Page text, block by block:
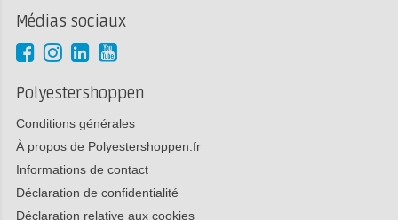
Médias sociaux
Polyestershoppen
Conditions générales
À propos de Polyestershoppen.fr
Informations de contact
Déclaration de confidentialité
Déclaration relative aux cookies